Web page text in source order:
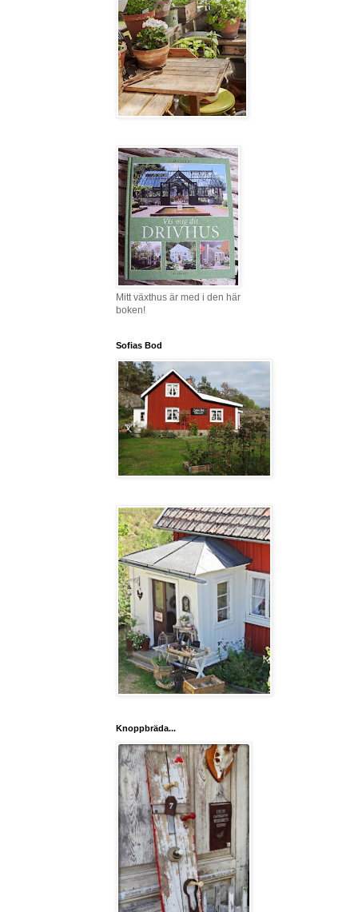
Mitt växthus är med i den här
boken!
Sofias Bod
Knoppbräda...